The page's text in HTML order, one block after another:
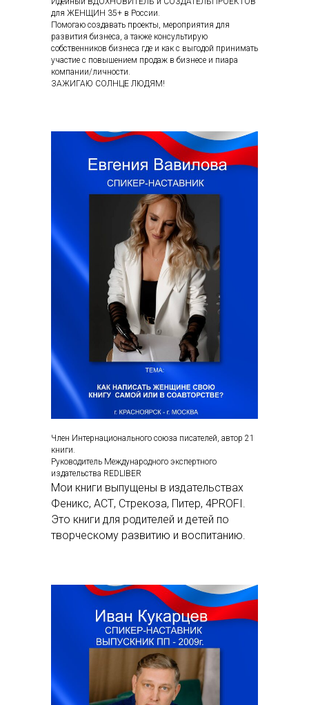
для ЖЕНЩИН 35+ в России.
Помогаю создавать проекты, мероприятия для
развития бизнеса, а также консультирую
собственников бизнеса где и как с выгодой принимать
участие с повышением продаж в бизнесе и пиара
компании/личности.
ЗАЖИГАЮ СОЛНЦЕ ЛЮДЯМ!
Член Интернационального союза писателей, автор 21
книги.
Руководитель Международного экспертного
издательства REDLIBER
Мои книги выпущены в издательствах
Феникс, АСТ, Стрекоза, Питер, 4PROFI.
Это книги для родителей и детей по
творческому развитию и воспитанию.